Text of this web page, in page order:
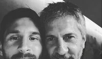
Kültür Sanat
Sağlık